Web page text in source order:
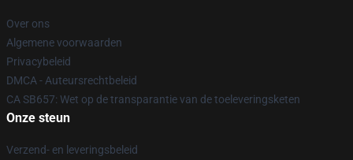
Over ons
Algemene voorwaarden
Privacybeleid
DMCA - Auteursrechtbeleid
CA SB657: Wet op de transparantie van de toeleveringsketen
Onze steun
Verzend- en leveringsbeleid